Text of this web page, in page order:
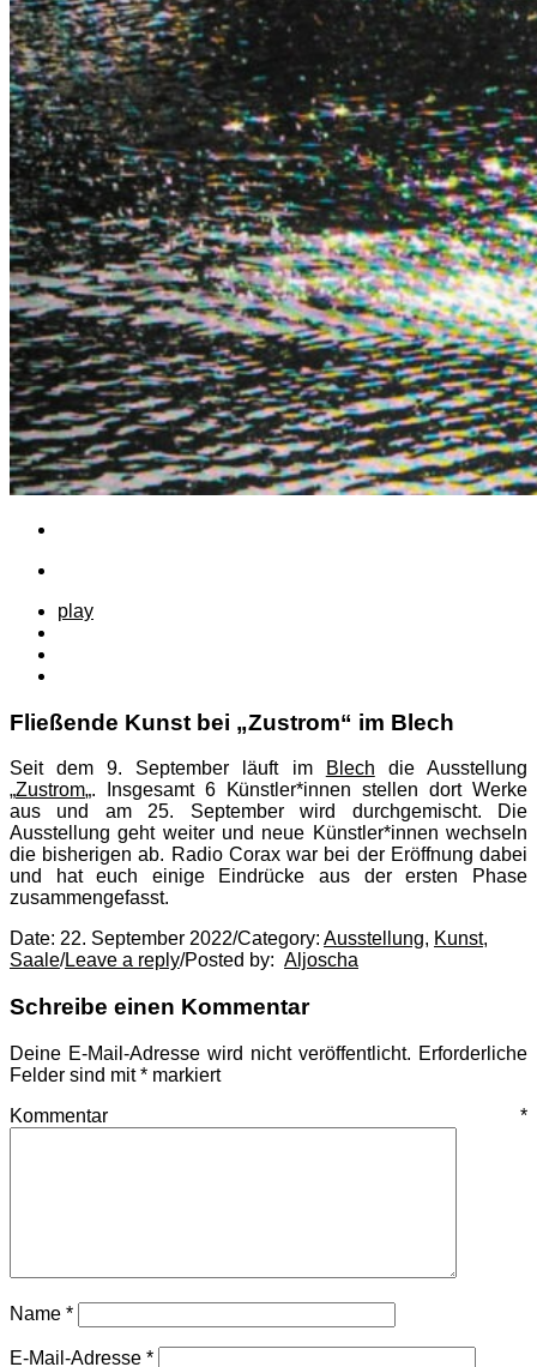
play
Fließende Kunst bei „Zustrom“ im Blech
Seit dem 9. September läuft im Blech die Ausstellung
„Zustrom„. Insgesamt 6 Künstler*innen stellen dort Werke
aus und am 25. September wird durchgemischt. Die
Ausstellung geht weiter und neue Künstler*innen wechseln
die bisherigen ab. Radio Corax war bei der Eröffnung dabei
und hat euch einige Eindrücke aus der ersten Phase
zusammengefasst.
Date: 22. September 2022/Category: Ausstellung, Kunst,
Saale/Leave a reply/Posted by: Aljoscha
Schreibe einen Kommentar
Deine E-Mail-Adresse wird nicht veröffentlicht. Erforderliche
Felder sind mit* markiert
Kommentar *
Name *
E-Mail-Adresse *